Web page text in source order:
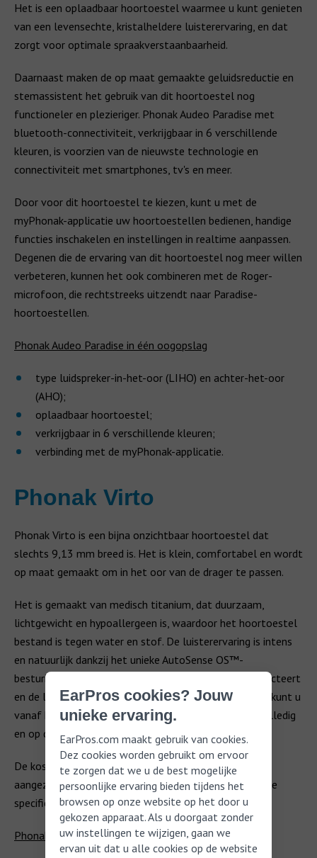
Het is een oplaadbaar hoortoestel waarmee u kunt genieten
van een levensechte, kristalheldere luisterervaring, en dat
zorgt voor optimale spraakverstaanbaarheid.
Daarnaast maken de op maat gemaakte geluidsreductie en
stemassistent het gebruik van dit hoortoestel nog
functioneler en plezieriger. Phonak Audeo Paradise met
bluetooth-connectiviteit, verkrijgbaar in 6 verschillende
kleuren, is voorzien van de nieuwste technologie en
connectiviteit met smartphones, tv's en meer.
Door voor dit hoortoestel te kiezen, kunt u met de
myPhonak-applicatie uw hoortoestellen bedienen, handige
functies inschakelen en instellingen in realtime aanpassen.
Degenen die de ervaring van dit hoortoestel nog meer willen
verbeteren, kunnen het ook combineren met de Roger-
microfoon, die rechtstreeks uitzendt naar Paradise-
hoortoestellen.
Phonak Audeo Paradise in één oogopslag
type luidspreker-in-het-oor (LIHO) en achter-het-oor
(AHO);
oplaadbaar hoortoestel;
verkrijgbaar in 6 verschillende kleuren;
verbinding met de myPhonak-applicatie.
Phonak Virto
Phonak Virto is een bijna onzichtbaar hoortoestel dat
slechts 9,13 mm breed is. Het is klein, comfortabel en wordt
op maat gemaakt om in het oor van de drager te passen.
Het is gemaakt van medisch titanium, dat duurzaam,
lichtgewicht en hypoallergeen is, waardoor het hoortoestel
bestand is tegen water en stof. De luisterervaring is intens
en natuurlijk dankzij het unieke AutoSense OS™-
besturingssysteem dat de situatie rond de drager detecteert
en de luisterervaring automatisch aanpast. Bovendien kunt u
vanaf het eerste gebruik aanzienlijk beter horen en volledig
en op discrete wijze genieten van geluiden.
De kosten van dit hoortoestel zijn zeer uiteenlopend,
aangezien het op maat wordt gemaakt, op basis van de
specifieke behoeften van elk individu.
Phonak Virto in één oogopslag
EarPros cookies? Jouw
unieke ervaring.
EarPros.com maakt gebruik van cookies.
Dez cookies worden gebruikt om ervoor
te zorgen dat we u de best mogelijke
persoonlijke ervaring bieden tijdens het
browsen op onze website op het door u
gekozen apparaat. Als u doorgaat zonder
uw instellingen te wijzigen, gaan we
ervan uit dat u alle cookies op de website